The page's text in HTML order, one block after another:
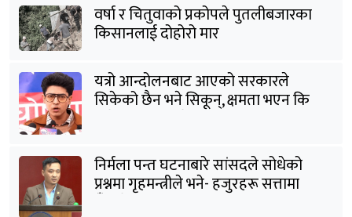
वर्षा र चितुवाको प्रकोपले पुतलीबजारका
किसानलाई दोहोरो मार
यत्रो आन्दोलनबाट आएको सरकारले
सिकेको छैन भने सिकून्, क्षमता भएन कि
विवेक भएन कि के भएन ?: मिराज ढुंगाना
निर्मला पन्त घटनाबारे सांसदले सोधेको
प्रश्नमा गृहमन्त्रीले भने- हजुरहरू सत्तामा
हुँदाखेरि किन नगर्नुभएको यो ?